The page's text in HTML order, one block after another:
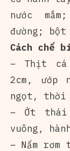
nước
đường;
Cách chế
– Thịt cá
2cm, ướp
ngọt, thời
– Ớt thái
vuông,
– Nấm